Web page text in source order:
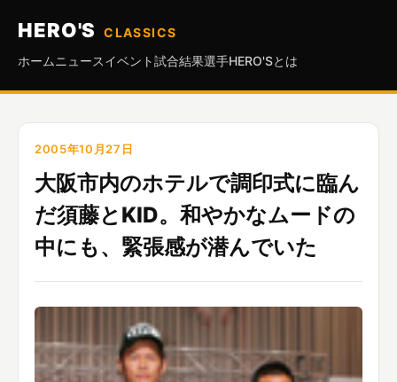
HERO'S
CLASSICS
ホーム ニュースイベント試合結果選手HERO'Sとは
2005年10月27日
大阪市内のホテルで調印式に臨ん
だ須藤とKID。和やかなムードの
中にも、緊張感が潜んでいた